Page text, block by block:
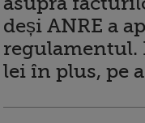
deși ANRE a
regulamentul.
lei în plus, pe